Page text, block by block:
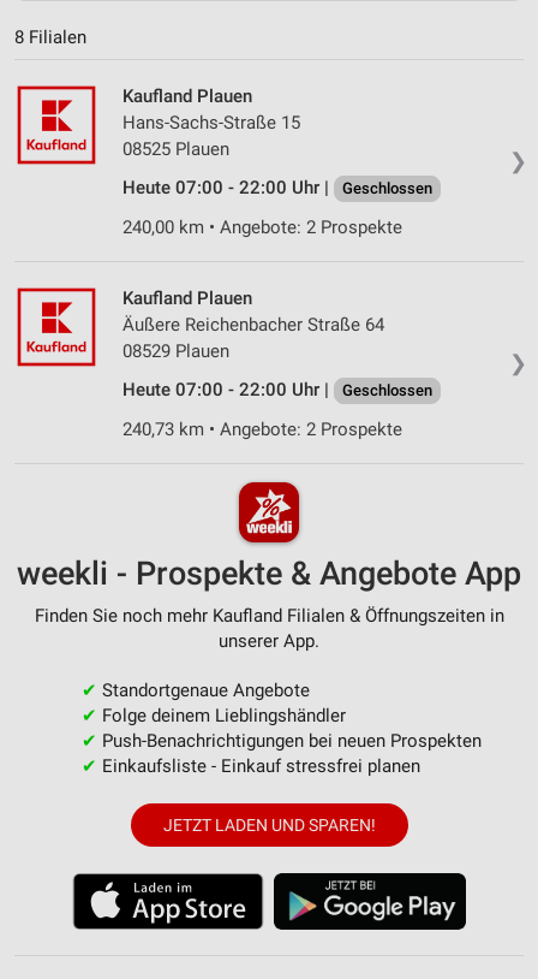
8 Filialen
❯
Kaufland Plauen
Hans-Sachs-Straße 15
08525 Plauen
Heute 07:00 - 22:00 Uhr |
Geschlossen
240,00 km • Angebote: 2 Prospekte
❯
Kaufland Plauen
Äußere Reichenbacher Straße 64
08529 Plauen
Heute 07:00 - 22:00 Uhr |
Geschlossen
240,73 km • Angebote: 2 Prospekte
weekli - Prospekte & Angebote App
Finden Sie noch mehr Kaufland Filialen & Öffnungszeiten in
unserer App.
✔ Standortgenaue Angebote
✔ Folge deinem Lieblingshändler
✔ Push-Benachrichtigungen bei neuen Prospekten
✔ Einkaufsliste - Einkauf stressfrei planen
JETZT LADEN UND SPAREN!